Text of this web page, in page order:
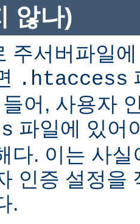
않나)
주서버파일
.htaccess
어, 사용자
파일에 있어
다. 이는 사
인증 설정을
.